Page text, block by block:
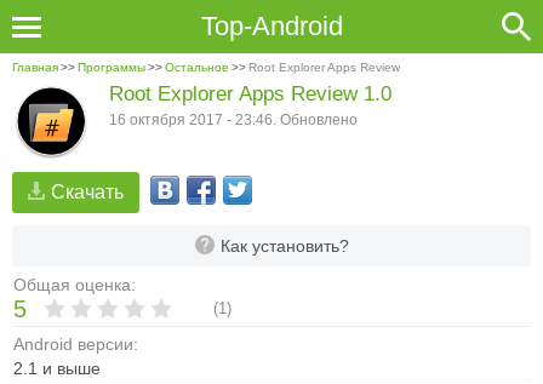
Top-Android
Главная>>Программы>>Остальное >> Root Explorer Apps Review
Скачать
Как установить?
Общая оценка:
5 (1)
Android версии:
2.1 и выше
Root Explorer Apps Review 1.0
16 октября 2017 - 23:46. Обновлено